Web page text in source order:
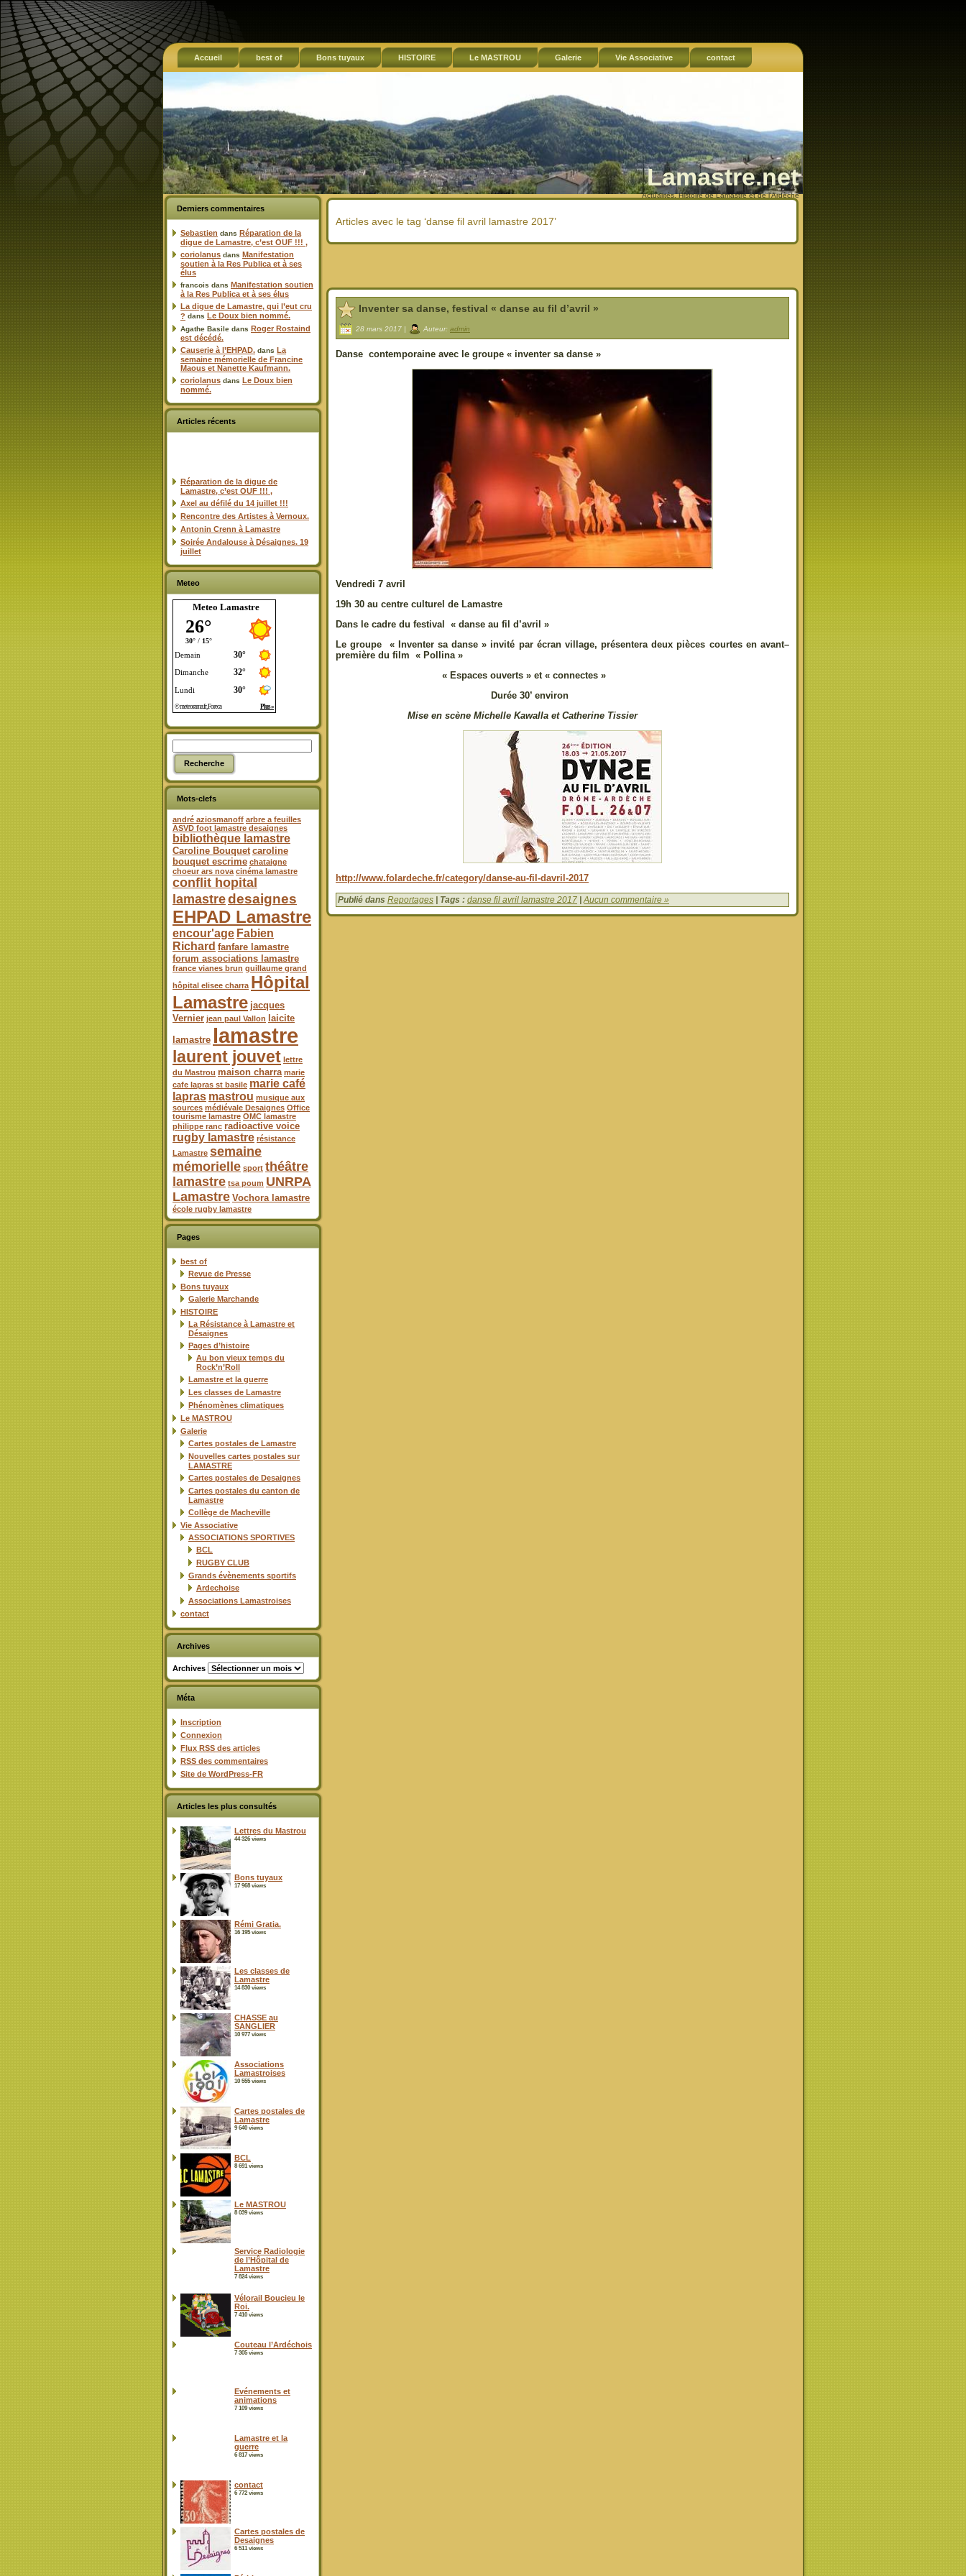
Accueil best of Bons tuyaux HISTOIRE Le MASTROU Galerie Vie Associative contact
Lamastre.net
Actualités, Histoire de Lamastre et de l'Ardèche
Derniers commentaires
Sebastien dans Réparation de la
digue de Lamastre, c’est OUF !!! ,
coriolanus dans Manifestation
soutien à la Res Publica et à ses
élus
francois dans Manifestation soutien
à la Res Publica et à ses élus
La digue de Lamastre, qui l’eut cru
? dans Le Doux bien nommé.
Agathe Basile dans Roger Rostaind
est décédé.
Causerie à l’EHPAD. dans La
semaine mémorielle de Francine
Maous et Nanette Kaufmann.
coriolanus dans Le Doux bien
nommé.
Articles récents
Réparation de la digue de
Lamastre, c’est OUF !!! ,
Axel au défilé du 14 juillet !!!
Rencontre des Artistes à Vernoux.
Antonin Crenn à Lamastre
Soirée Andalouse à Désaignes. 19
juillet
Meteo
Meteo Lamastre
Mots-clefs
andré aziosmanoff arbre a feuilles
ASVD foot lamastre desaignes
bibliothèque lamastre
Caroline Bouquet caroline
bouquet escrime chataigne
choeur ars nova cinéma lamastre
conflit hopital
lamastredesaignes
EHPAD Lamastre
encour'age Fabien
Richard fanfare lamastre
forum associations lamastre
france vianes brun guillaume grand
hôpital elisee charra Hôpital
Lamastre jacques
Vernier jean paul Vallon
laicite
lamastre lamastre
laurent jouvet lettre
du Mastrou maison charra marie
cafe lapras st basile marie café
lapras mastrou musique aux
sources médiévale Desaignes Office
tourisme lamastre OMC lamastre
philippe ranc radioactive voice
rugby lamastre résistance
Lamastre semaine
mémorielle sport théâtre
lamastre tsa poum UNRPA
Lamastre Vochora lamastre
école rugby lamastre
Pages
best of
Revue de Presse
Bons tuyaux
Galerie Marchande
HISTOIRE
La Résistance à Lamastre et
Désaignes
Pages d’histoire
Au bon vieux temps du
Rock’n’Roll
Lamastre et la guerre
Les classes de Lamastre
Phénomènes climatiques
Le MASTROU
Galerie
Cartes postales de Lamastre
Nouvelles cartes postales sur
LAMASTRE
Cartes postales de Desaignes
Cartes postales du canton de
Lamastre
Collège de Macheville
Vie Associative
ASSOCIATIONS SPORTIVES
BCL
RUGBY CLUB
Grands évènements sportifs
Ardechoise
Associations Lamastroises
contact
Archives
Archives
Méta
Inscription
Connexion
Flux RSS des articles
RSS des commentaires
Site de WordPress-FR
Articles les plus consultés
Lettres du Mastrou
44 326 views
Bons tuyaux
17 968 views
Rémi Gratia.
16 195 views
Les classes de
Lamastre
14 830 views
CHASSE au
SANGLIER
10 977 views
Associations
Lamastroises
10 555 views
Cartes postales de
Lamastre
9 640 views
BCL
8 691 views
Le MASTROU
8 039 views
Service Radiologie
de l’Hôpital de
Lamastre
7 824 views
Vélorail Boucieu le
Roi.
7 410 views
Couteau l’Ardéchois
7 305 views
Evénements et
animations
7 109 views
Lamastre et la
guerre
6 817 views
contact
6 772 views
Cartes postales de
Desaignes
6 511 views
Articles avec le tag ‘danse fil avril lamastre 2017’
Inventer sa danse, festival « danse au fil d’avril »
28 mars 2017 | Auteur: admin
Danse contemporaine avec le groupe « inventer sa danse »
Vendredi 7 avril
19h 30 au centre culturel de Lamastre
Dans le cadre du festival « danse au fil d’avril »
Le groupe « Inventer sa danse » invité par écran village, présentera deux pièces courtes en avant–
première du film « Pollina »
« Espaces ouverts » et « connectes »
Durée 30’ environ
Mise en scène Michelle Kawalla et Catherine Tissier
http://www.folardeche.fr/category/danse-au-fil-davril-2017
Publié dans Reportages | Tags : danse fil avril lamastre 2017 |Aucun commentaire »